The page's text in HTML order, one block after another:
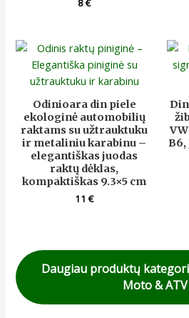
8€
Odinioara din piele
ekologinė automobilių
raktams su užtrauktuku
ir metaliniu karabinu –
elegantiškas juodas
raktų dėklas,
kompaktiškas 9.3×5 cm
11€
B6,
Daugiau produktų
Moto & ATV